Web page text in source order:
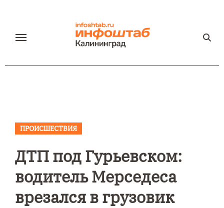
содержанию
ПРОИСШЕСТВИЯ
ДТП под Гурьевском:
водитель Мерседеса
врезался в грузовик